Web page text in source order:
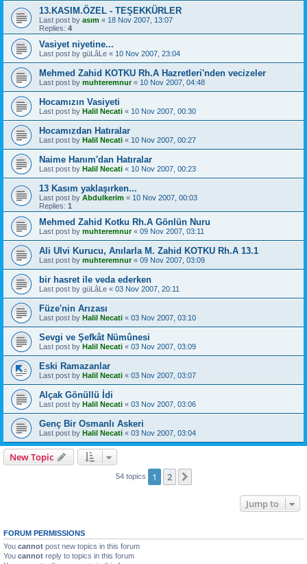
13.KASIM.ÖZEL - TEŞEKKÜRLER
Last post by asım « 18 Nov 2007, 13:07
Replies: 4
Vasiyet niyetine...
Last post by güLâLe « 10 Nov 2007, 23:04
Mehmed Zahid KOTKU Rh.A Hazretleri'nden vecizeler
Last post by muhteremnur« 10 Nov 2007, 04:48
Hocamızın Vasiyeti
Last post by Halil Necati « 10 Nov 2007, 00:30
Hocamızdan Hatıralar
Last post by Halil Necati « 10 Nov 2007, 00:27
Naime Hanım'dan Hatıralar
Last post by Halil Necati « 10 Nov 2007, 00:23
13 Kasım yaklaşırken...
Last post by Abdulkerim « 10 Nov 2007, 00:03
Replies: 1
Mehmed Zahid Kotku Rh.A Gönlün Nuru
Last post by muhteremnur« 09 Nov 2007, 03:11
Ali Ulvi Kurucu, Anılarla M. Zahid KOTKU Rh.A 13.1
Last post by muhteremnur« 09 Nov 2007, 03:09
bir hasret ile veda ederken
Last post by güLâLe « 03 Nov 2007, 20:11
Füze'nin Arızası
Last post by Halil Necati « 03 Nov 2007, 03:10
Sevgi ve Şefkât Nümûnesi
Last post by Halil Necati « 03 Nov 2007, 03:09
Eski Ramazanlar
Last post by Halil Necati « 03 Nov 2007, 03:07
Alçak Gönüllü İdi
Last post by Halil Necati « 03 Nov 2007, 03:06
Genç Bir Osmanlı Askeri
Last post by Halil Necati « 03 Nov 2007, 03:04
New Topic
54 topics 1 2
Jump to
FORUM PERMISSIONS
You cannot post new topics in this forum
You cannot reply to topics in this forum